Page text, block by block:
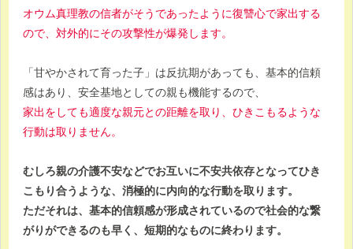
オウム真理教の信者がそうであったように復讐心で家出する
ので、対外的にその攻撃性が爆発します。
「甘やかされて育った子」は反抗期があっても、基本的信頼
感はあり、安全基地としての親も機能するので、
家出をしても適度な親元との距離を取り、ひきこもるような
行動は取りません。
むしろ親の介護不安などでお互いに不安共依存となってひき
こもり合うような、消極的に内向的な行動を取ります。
ただそれは、基本的信頼感が形成されているので社会的な繋
がりができるのも早く、短期的なものに終わります。